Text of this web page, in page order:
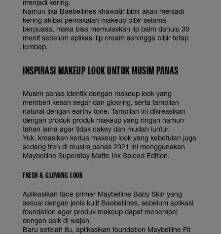
menjadi kering.
Namun jika Baebellines khawatir bibir akan menjadi
kering akibat pemakaian makeup bibir selama
berpuasa, maka bisa memulaskan lip balm dahulu 30
menit sebelum aplikasi lip cream sehingga bibir tetap
lembap.
INSPIRASI MAKEUP LOOK UNTUK MUSIM PANAS
Musim panas identik dengan makeup look yang
memberi kesan segar dan glowing, serta tampilan
natural dengan earthy tone. Tampilan ini dikreasikan
dengan produk-produk makeup yang ringan namun
tahan lama agar tidak cakey dan mudah luntur.
Yuk, kreasikan kedua makeup look yang kebetulan juga
sedang tren di musim panas 2021 ini menggunakan
Maybelline Superstay Matte Ink Spiced Edition.
FRESH & GLOWING LOOK
Aplikasikan face primer Maybelline Baby Skin yang
sesuai dengan jenis kulit Baebellines, sebelum aplikasi
foundation agar produk makeup dapat menempel
dengan baik di wajah.
Baru setelah itu, aplikasikan foundation Maybelline Fit